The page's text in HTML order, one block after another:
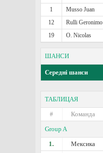
1 Musso Juan
12
Rulli Geronimo
19
O. Nicolas
ШАНСИ
Середні шанси
ТАБЛИЦАЯ
#
Команда
Group A
1.
Мексика